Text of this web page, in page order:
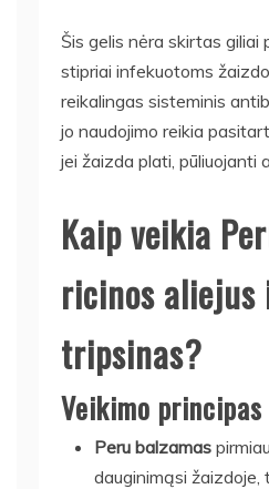
Šis gelis nėra skirtas giliai
stipriai infekuotoms
reikalingas sisteminis
jo naudojimo reikia
jei žaizda plati, pūliuojanti
Kaip veikia
ricinos
tripsinas?
Veikimo principas
Peru balzamas
dauginimąsi žaizdoje,